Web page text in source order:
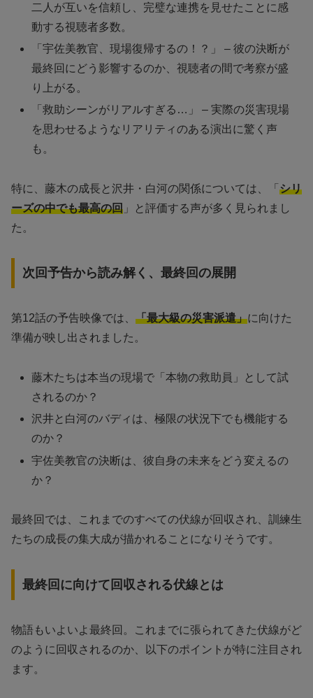
二人が互いを信頼し、完璧な連携を見せたことに感
動する視聴者多数。
「宇佐美教官、現場復帰するの！？」 – 彼の決断が
最終回にどう影響するのか、視聴者の間で考察が盛
り上がる。
「救助シーンがリアルすぎる…」 – 実際の災害現場
を思わせるようなリアリティのある演出に驚く声
も。
特に、藤木の成長と沢井・白河の関係については、「 シリ
ーズの中でも最高の回 」と評価する声が多く見られまし
た。
次回予告から読み解く、最終回の展開
第12話の予告映像では、 「最大級の災害派遣」に向けた
準備が映し出されました。
藤木たちは本当の現場で「本物の救助員」として試
されるのか？
沢井と白河のバディは、極限の状況下でも機能する
のか？
宇佐美教官の決断は、彼自身の未来をどう変えるの
か？
最終回では、これまでのすべての伏線が回収され、訓練生
たちの成長の集大成が描かれることになりそうです。
最終回に向けて回収される伏線とは
物語もいよいよ最終回。これまでに張られてきた伏線がど
のように回収されるのか、以下のポイントが特に注目され
ます。